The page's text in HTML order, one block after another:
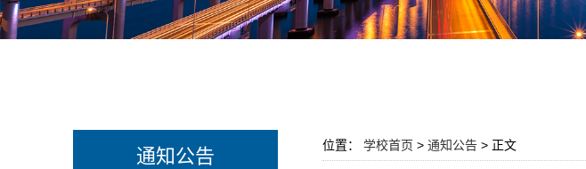
通知公告 位置： 学校首页 > 通知公告 > 正文